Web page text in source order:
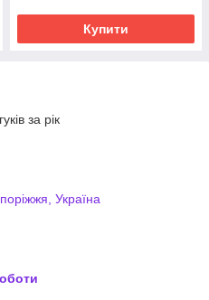
Купити
за рік
Україна